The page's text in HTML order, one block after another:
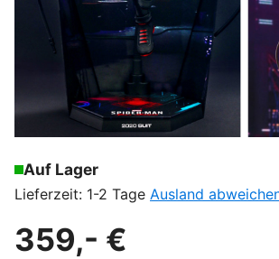
Auf Lager
Lieferzeit: 1-2 Tage Ausland
359,- €